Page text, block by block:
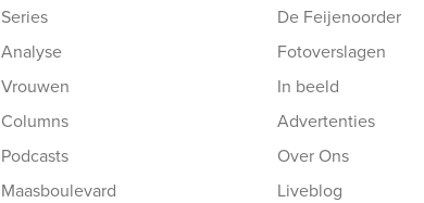
Series
Analyse
Vrouwen
Columns
Podcasts
Maasboulevard
De Feijenoorder
Fotoverslagen
In beeld
Advertenties
Over Ons
Liveblog